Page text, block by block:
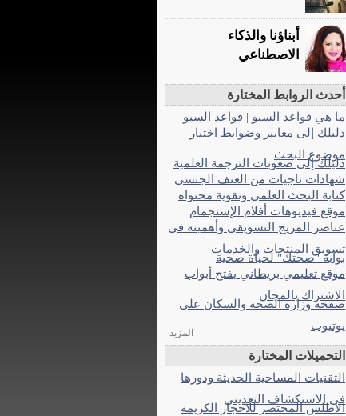
أبناؤنا والذكاء
الاصطناعي
أحدث الروابط المختارة
ما هي قواعد السيو | قواعد السيو
دليلك إلى معايير وضوابط اختيار
موضوع البحث
دليلك إلى صعوبات الترجمة العلمية
شهادات ناجيات من العنف الجنسي
كتابة البحث العلمي وتقوية محتواه
موقع فيديوهات أفلام الإستجمام
عناصر المزيج التسويقي وأهميته في
تسويق المنتجات والخدمات
بوابة "صحتك" لحياة صحية
موقع تعليمي بريطاني يفتح أبواب
الاشتراك بالمجان
صفحة وزارة الصحة والسكان على
المزيد
التحميلات المختارة
التقنيات المساحية الحديثة ودورها
فى الاستكشاف التعدينى
الاطلس المختصر للاحجار الكريمة